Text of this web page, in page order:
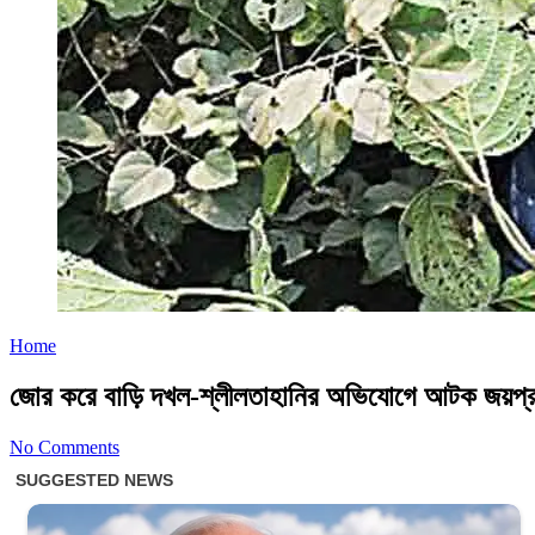
Home
জোর করে বাড়ি দখল-শ্লীলতাহানির অভিযোগে আটক
No Comments